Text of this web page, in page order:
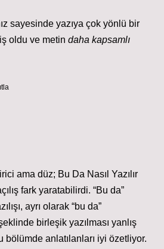
sayesinde yazıya çok yönlü bir
oldu ve metin daha kapsamlı
ama düz; Bu Da Nasıl Yazılır
fark yaratabilirdi. “Bu da”
ayrı olarak “bu da”
birleşik yazılması yanlış
bölümde anlatılanları iyi özetliyor.